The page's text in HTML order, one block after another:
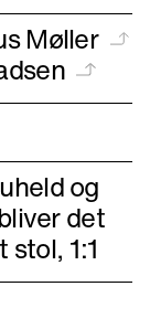
Møller
og
det
1:1